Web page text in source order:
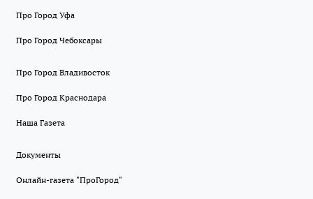
Про Город Уфа
Про Город Чебоксары
Про Город Владивосток
Про Город Краснодара
Наша Газета
Документы
Онлайн-газета "ПроГород"